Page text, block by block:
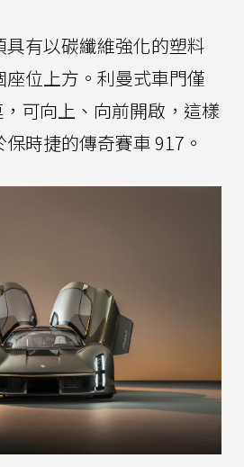
有以碳纖維強化的塑料
位上方。利曼式車門僅
可向上、向前開啟，這樣
時捷的傳奇賽車 917。